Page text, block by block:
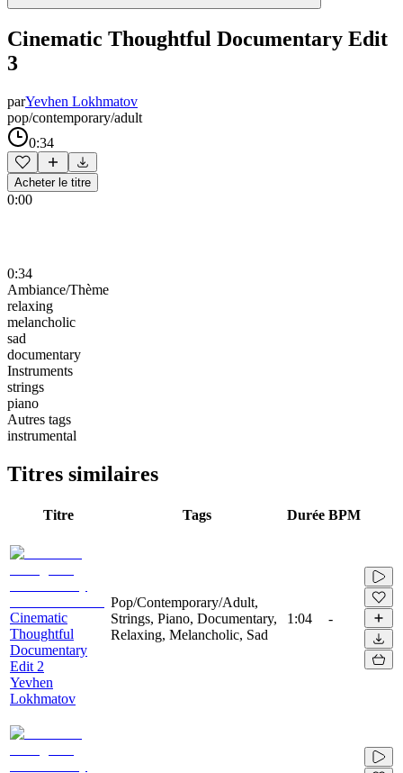
Cinematic Thoughtful Documentary Edit
3
parYevhen Lokhmatov
pop/contemporary/adult
0:34
Acheter le titre
0:00
0:34
Ambiance/Thème
relaxing
melancholic
sad
documentary
Instruments
strings
piano
Autres tags
instrumental
Titres similaires
Titre Tags Durée BPM
Cinematic
Thoughtful
Documentary
Edit 2
Yevhen
Lokhmatov
Pop/Contemporary/Adult,
Strings, Piano, Documentary,
Relaxing, Melancholic, Sad
1:04 -